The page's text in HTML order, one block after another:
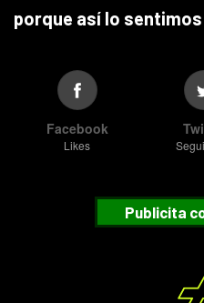
porque así lo
Facebook
Likes
Publicita